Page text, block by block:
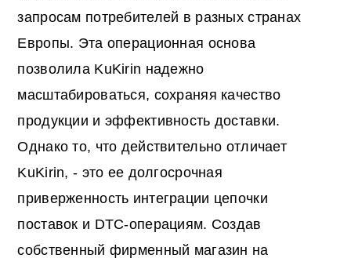
запросам потребителей в разных странах
Европы. Эта операционная основа
позволила KuKirin надежно
масштабироваться, сохраняя качество
продукции и эффективность доставки.
Однако то, что действительно отличает
KuKirin, - это ее долгосрочная
приверженность интеграции цепочки
поставок и DTC-операциям. Создав
собственный фирменный магазин на